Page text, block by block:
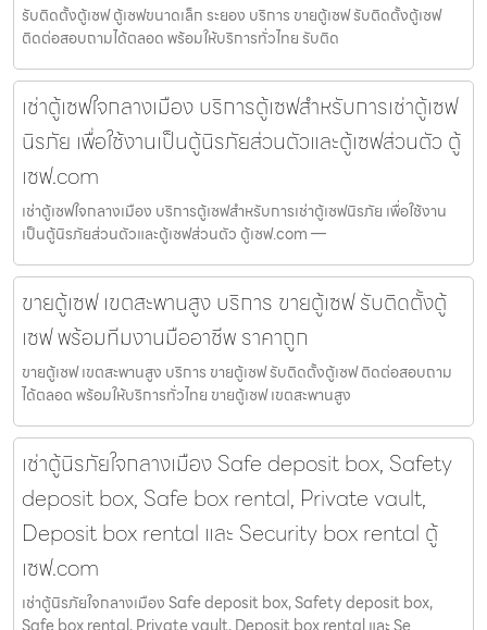
รับติดตั้งตู้เซฟ ตู้เซฟขนาดเล็ก ระยอง บริการ ขายตู้เซฟ รับติดตั้งตู้เซฟ
ติดต่อสอบถามได้ตลอด พร้อมให้บริการทั่วไทย รับติด
เช่าตู้เซฟใจกลางเมือง บริการตู้เซฟสำหรับการเช่าตู้เซฟ
นิรภัย เพื่อใช้งานเป็นตู้นิรภัยส่วนตัวและตู้เซฟส่วนตัว ตู้
เซฟ.com
เช่าตู้เซฟใจกลางเมือง บริการตู้เซฟสำหรับการเช่าตู้เซฟนิรภัย เพื่อใช้งาน
เป็นตู้นิรภัยส่วนตัวและตู้เซฟส่วนตัว ตู้เซฟ.com —
ขายตู้เซฟ เขตสะพานสูง บริการ ขายตู้เซฟ รับติดตั้งตู้
เซฟ พร้อมทีมงานมืออาชีพ ราคาถูก
ขายตู้เซฟ เขตสะพานสูง บริการ ขายตู้เซฟ รับติดตั้งตู้เซฟ ติดต่อสอบถาม
ได้ตลอด พร้อมให้บริการทั่วไทย ขายตู้เซฟ เขตสะพานสูง
เช่าตู้นิรภัยใจกลางเมือง Safe deposit box, Safety
deposit box, Safe box rental, Private vault,
Deposit box rental และ Security box rental ตู้
เซฟ.com
เช่าตู้นิรภัยใจกลางเมือง Safe deposit box, Safety deposit box,